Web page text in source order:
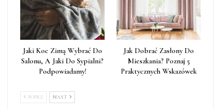
Jaki Koc Zimą Wybrać Do
Salonu, A Jaki Do Sypialni?
Podpowiadamy!
Jak Dobrać Zasłony Do
Mieszkania? Poznaj 5
Praktycznych Wskazówek
POPRZ NAST